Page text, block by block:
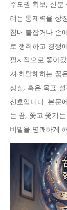
주도권 확보, 신분
려는 통제력을 상
침내 붙잡거나 손
로 쟁취하고 경쟁
필사적으로 쫓아
져 허탈해하는 꿈
상실, 혹은 목표
신호입니다. 본문
는 꿈, 쫓고 쫓기
비밀을 명쾌하게